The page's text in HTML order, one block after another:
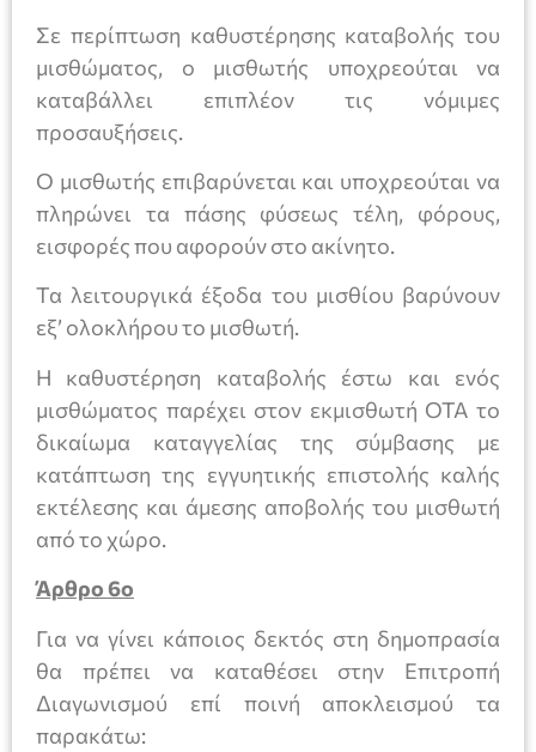
Σε περίπτωση καθυστέρησης καταβολής του
μισθώματος, ο μισθωτής υποχρεούται να
καταβάλλει επιπλέον τις νόμιμες
προσαυξήσεις.
Ο μισθωτής επιβαρύνεται και υποχρεούται να
πληρώνει τα πάσης φύσεως τέλη, φόρους,
εισφορές που αφορούν στο ακίνητο.
Τα λειτουργικά έξοδα του μισθίου βαρύνουν
εξ’ ολοκλήρου το μισθωτή.
Η καθυστέρηση καταβολής έστω και ενός
μισθώματος παρέχει στον εκμισθωτή ΟΤΑ το
δικαίωμα καταγγελίας της σύμβασης με
κατάπτωση της εγγυητικής επιστολής καλής
εκτέλεσης και άμεσης αποβολής του μισθωτή
από το χώρο.
Άρθρο 6ο
Για να γίνει κάποιος δεκτός στη δημοπρασία
θα πρέπει να καταθέσει στην Επιτροπή
Διαγωνισμού επί ποινή αποκλεισμού τα
παρακάτω: